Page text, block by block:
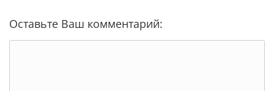
Оставьте Ваш комментарий: